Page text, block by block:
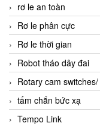
rơ le an toàn
Rơ le phân cực
Rơ le thời gian
Robot tháo dây đai
Rotary cam
tấm chắn bức xạ
Tempo Link